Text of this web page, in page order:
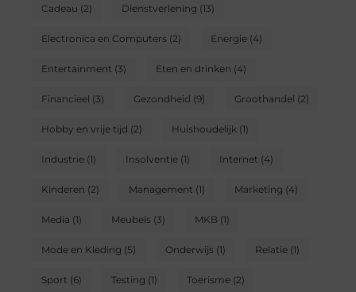
Cadeau (2) Dienstverlening (13)
Electronica en Computers(2) Energie(4)
Entertainment (3) Eten en drinken (4)
Financieel (3) Gezondheid (9) Groothandel (2)
Hobby en vrije tijd (2) Huishoudelijk(1)
Industrie(1) Insolventie(1) Internet (4)
Kinderen (2) Management (1) Marketing (4)
Media (1) Meubels(3) MKB (1)
Mode en Kleding (5) Onderwijs(1) Relatie(1)
Sport (6) Testing (1) Toerisme(2)